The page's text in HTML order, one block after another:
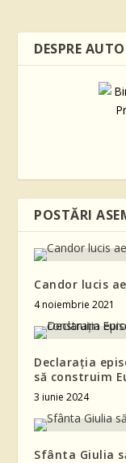
DESPRE
POSTĂRI
Candor lucis
4 noiembrie 2021
Declarația
să construim
3 iunie 2024
Sfânta Giulia